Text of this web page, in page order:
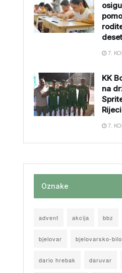
7.
KK
na
Rijeci
7.
Oznake
advent akcija bbz
bjelovar bjelovarsko-
dario hrebak daruvar